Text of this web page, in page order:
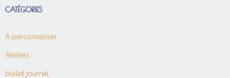
CATÉGORIES
À personnaliser
Ateliers
bullet journal